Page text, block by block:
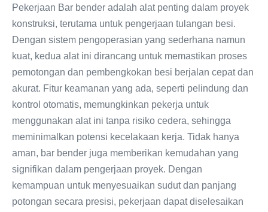
Pekerjaan Bar bender adalah alat penting dalam proyek
konstruksi, terutama untuk pengerjaan tulangan besi.
Dengan sistem pengoperasian yang sederhana namun
kuat, kedua alat ini dirancang untuk memastikan proses
pemotongan dan pembengkokan besi berjalan cepat dan
akurat. Fitur keamanan yang ada, seperti pelindung dan
kontrol otomatis, memungkinkan pekerja untuk
menggunakan alat ini tanpa risiko cedera, sehingga
meminimalkan potensi kecelakaan kerja. Tidak hanya
aman, bar bender juga memberikan kemudahan yang
signifikan dalam pengerjaan proyek. Dengan
kemampuan untuk menyesuaikan sudut dan panjang
potongan secara presisi, pekerjaan dapat diselesaikan